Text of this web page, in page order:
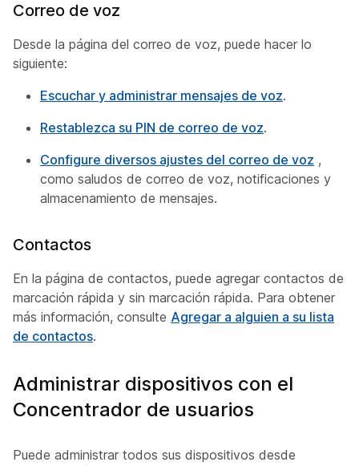
Correo de voz
Desde la página del correo de voz, puede hacer lo
siguiente:
Escuchar y administrar mensajes de voz.
Restablezca su PIN de correo de voz.
Configure diversos ajustes del correo de voz ,
como saludos de correo de voz, notificaciones y
almacenamiento de mensajes.
Contactos
En la página de contactos, puede agregar contactos de
marcación rápida y sin marcación rápida. Para obtener
más información, consulte Agregar a alguien a su lista
de contactos.
Administrar dispositivos con el
Concentrador de usuarios
Puede administrar todos sus dispositivos desde